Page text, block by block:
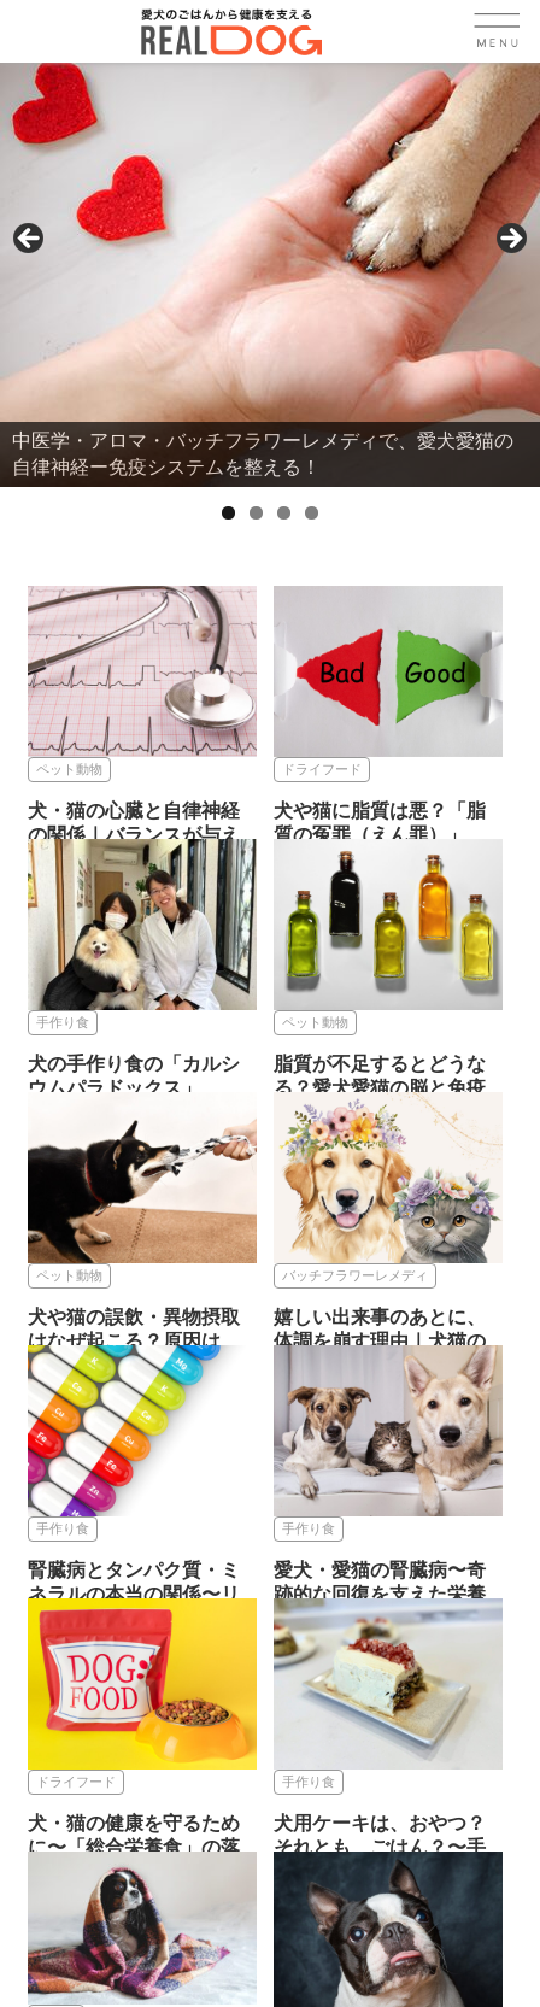
ロマ・バッチフラワーレメディで、愛犬愛猫の
免疫システムを整える！
犬や猫の
ペット動物
犬・猫の心臓と自律神経
の関係｜バランスが与え
る影響...
2026.05.18
ペット動物
ドライフード
犬や猫に脂質は悪？「脂
質の冤罪（えん罪）」
2026.05.18
ドライフード
手作り食
犬の手作り食の「カルシ
ウムパラドックス」
2026.06.16
手作り食
ペット動物
脂質が不足するとどうな
る？愛犬愛猫の脳と免疫
への影...
2026.05.18
ペット動物
ペット動物
犬や猫の誤飲・異物摂取
はなぜ起こる？原因は
「しつけ...
2026.05.18
バッチフラワーレメディ
嬉しい出来事のあとに、
体調を崩す理由｜犬猫の
2026.03.26
バッチフラワーレメディ
手作り食
腎臓病とタンパク質・ミ
ネラルの本当の関係〜リ
アルド...
手作り食
愛犬・愛猫の腎臓病〜奇
跡的な回復を支えた栄養
セラピ...
ドライフード
犬・猫の健康を守るため
に〜「総合栄養食」の落
ドライフード
手作り食
犬用ケーキは、おやつ？
それとも、ごはん？〜手